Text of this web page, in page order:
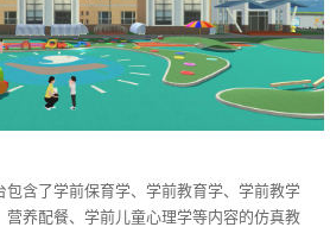
包含了学前保育学、学前教育学、学前教学
营养配餐、学前儿童心理学等内容的仿真教